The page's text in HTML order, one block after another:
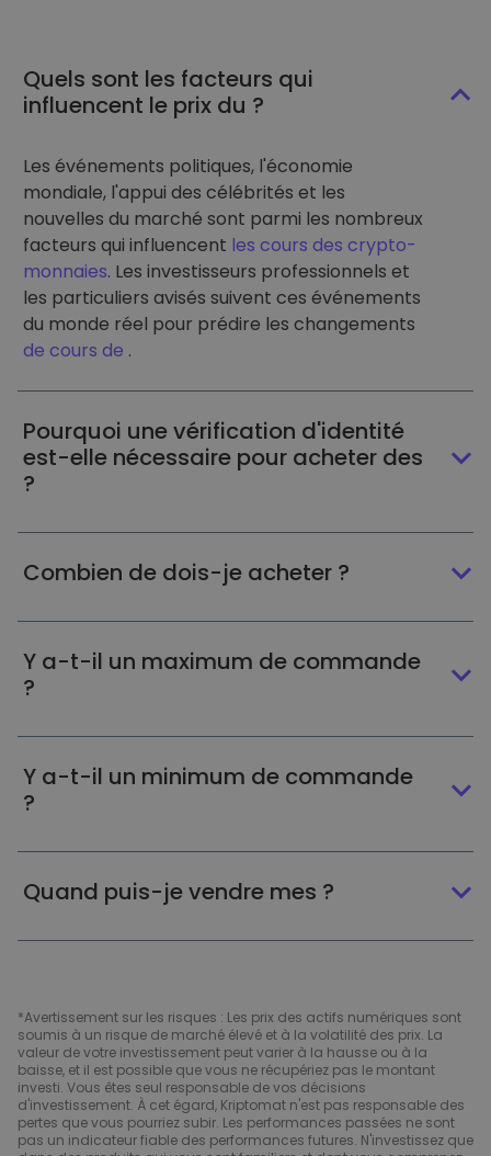
Quels sont les facteurs qui
influencent le prix du ?
Les événements politiques, l'économie
mondiale, l'appui des célébrités et les
nouvelles du marché sont parmi les nombreux
facteurs qui influencent les cours des crypto-
monnaies. Les investisseurs professionnels et
les particuliers avisés suivent ces événements
du monde réel pour prédire les changements
de cours de .
Pourquoi une vérification d'identité
est-elle nécessaire pour acheter des
?
Combien de dois-je acheter ?
Y a-t-il un maximum de commande
?
Y a-t-il un minimum de commande
?
Quand puis-je vendre mes ?
*Avertissement sur les risques : Les prix des actifs numériques sont
soumis à un risque de marché élevé et à la volatilité des prix. La
valeur de votre investissement peut varier à la hausse ou à la
baisse, et il est possible que vous ne récupériez pas le montant
investi. Vous êtes seul responsable de vos décisions
d'investissement. À cet égard, Kriptomat n'est pas responsable des
pertes que vous pourriez subir. Les performances passées ne sont
pas un indicateur fiable des performances futures. N'investissez que